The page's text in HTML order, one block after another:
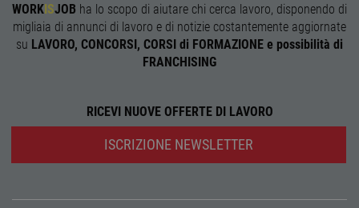
WORKISJOB ha lo scopo di aiutare chi cerca lavoro, disponendo di
migliaia di annunci di lavoro e di notizie costantemente aggiornate
su LAVORO, CONCORSI, CORSI di FORMAZIONE e possibilità di
FRANCHISING
RICEVI NUOVE OFFERTE DI LAVORO
ISCRIZIONE NEWSLETTER
è